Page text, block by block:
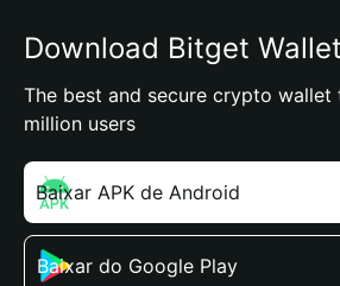
Download Bitget
The best and secure crypto
million users
Baixar APK de Android
Baixar do Google Play